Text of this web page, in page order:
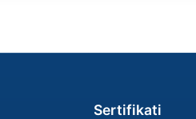
Sertifikati